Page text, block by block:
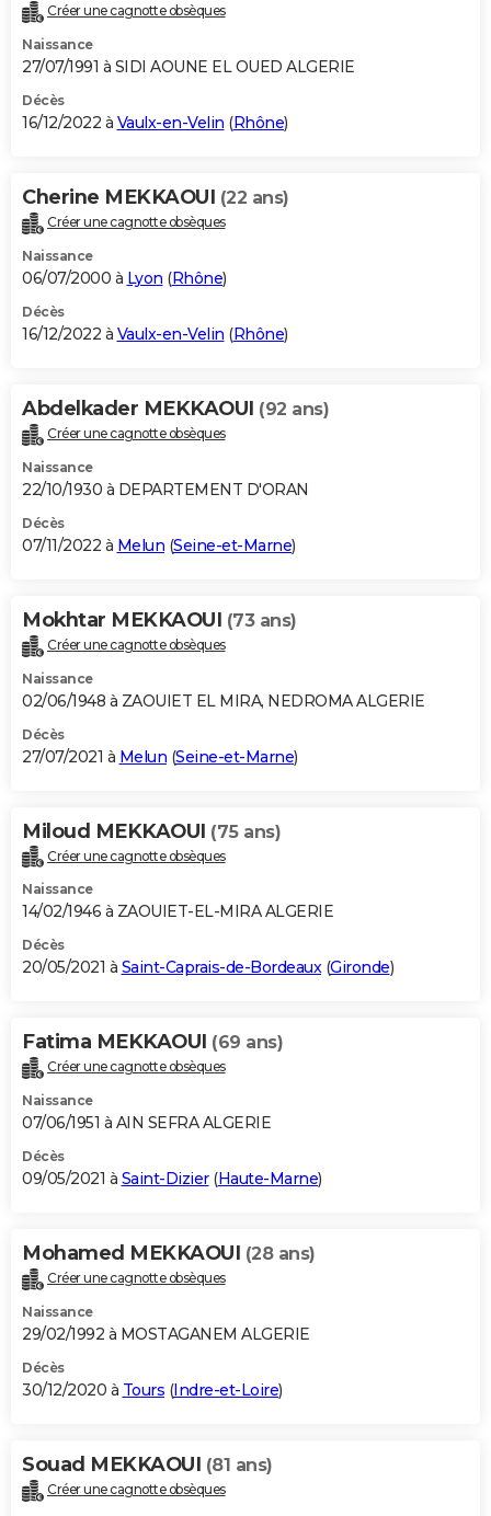
Créer une cagnotte obsèques
Naissance
27/07/1991 à SIDI AOUNE EL OUED ALGERIE
Décès
16/12/2022 à Vaulx-en-Velin (Rhône)
Cherine MEKKAOUI (22 ans)
Créer une cagnotte obsèques
Naissance
06/07/2000 à Lyon (Rhône)
Décès
16/12/2022 à Vaulx-en-Velin (Rhône)
Abdelkader MEKKAOUI (92 ans)
Créer une cagnotte obsèques
Naissance
22/10/1930 à DEPARTEMENT D'ORAN
Décès
07/11/2022 à Melun (Seine-et-Marne)
Mokhtar MEKKAOUI (73 ans)
Créer une cagnotte obsèques
Naissance
02/06/1948 à ZAOUIET EL MIRA, NEDROMA ALGERIE
Décès
27/07/2021 à Melun (Seine-et-Marne)
Miloud MEKKAOUI (75 ans)
Créer une cagnotte obsèques
Naissance
14/02/1946 à ZAOUIET-EL-MIRA ALGERIE
Décès
20/05/2021 à Saint-Caprais-de-Bordeaux(Gironde)
Fatima MEKKAOUI (69 ans)
Créer une cagnotte obsèques
Naissance
07/06/1951 à AIN SEFRA ALGERIE
Décès
09/05/2021 à Saint-Dizier(Haute-Marne)
Mohamed MEKKAOUI (28 ans)
Créer une cagnotte obsèques
Naissance
29/02/1992 à MOSTAGANEM ALGERIE
Décès
30/12/2020 à Tours (Indre-et-Loire)
Souad MEKKAOUI (81 ans)
Créer une cagnotte obsèques